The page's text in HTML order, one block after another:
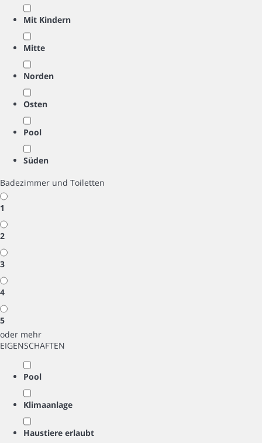
Mit Kindern
Mitte
Norden
Osten
Pool
Süden
Badezimmer und Toiletten
1
2
3
4
5
oder mehr
EIGENSCHAFTEN
Pool
Klimaanlage
Haustiere erlaubt